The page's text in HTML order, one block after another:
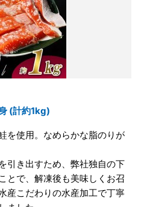
(計約1kg)
を使用。なめらかな脂のりが
引き出すため、弊社独自の下
とで、解凍後も美味しくお召
産こだわりの水産加工で丁寧